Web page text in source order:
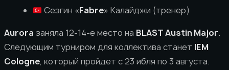
Сезгин «Fabre» Калайджи (тренер)
Aurora заняла 12-14-е место на BLAST Austin Major.
Следующим турниром для коллектива станет IEM
Cologne, который пройдет с 23 ибля по 3 августа.